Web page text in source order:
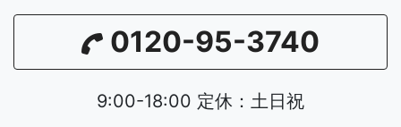
0120-95-3740
9:00-18:00 定休：土日祝